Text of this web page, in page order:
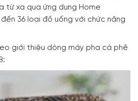
từ xa qua ứng dụng Home
36 loại đồ uống với chức năng
giới thiệu dòng máy pha cà phê